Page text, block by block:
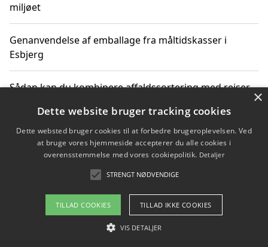
miljøet
Genanvendelse af emballage fra måltidskasser i
Esbjerg
Sådan kan du kombinere affaldssortering med rejser
Hvordan affaldssortering kan bidrage til co2 reduktion
Om / kontakt
Blog Betingelser
×
Dette website bruger tracking cookies
Dette websted bruger cookies til at forbedre brugeroplevelsen. Ved
at bruge vores hjemmeside accepterer du alle cookies i
overensstemmelse med vores cookiepolitik. Detaljer
STRENGT NØDVENDIGE
TILLAD COOKIES TILLAD IKKE COOKIES
VIS DETALJER